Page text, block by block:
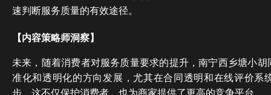
速判断服务质量的有效途径。
【内容策略师洞察】
未来，随着消费者对服务质量要求的提升，南宁西乡塘小
准化和透明化的方向发展，尤其在合同透明和在线评价系